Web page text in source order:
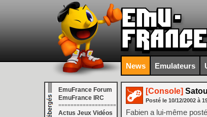
News Emulateurs
EmuFrance Forum
EmuFrance IRC
===================
Actus Jeux Vidéos
[Console]
Posté le 10/12/2002 à
Fabien a lui-même